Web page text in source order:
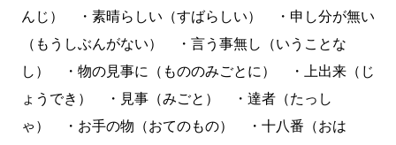
んじ） ・素晴らしい（すばらしい） ・申し分が無い
（もうしぶんがない） ・言う事無し（いうことな
し） ・物の見事に（もののみごとに） ・上出来（じ
ょうでき） ・見事（みごと） ・達者（たっし
ゃ） ・お手の物（おてのもの） ・十八番（おは